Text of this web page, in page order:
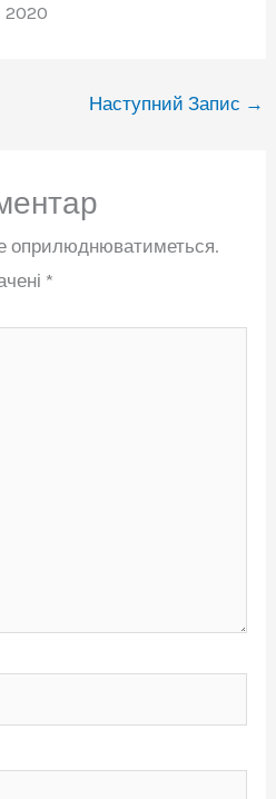
2020
Наступний Запис →
оприлюднюватиметься.
*